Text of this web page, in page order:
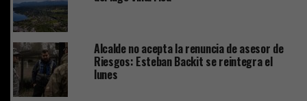
Alcalde no acepta la renuncia de asesor de
Riesgos: Esteban Backit se reintegra el
lunes